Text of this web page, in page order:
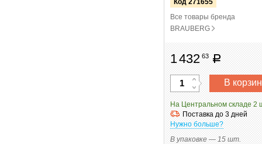
Все товары бренда
BRAUBERG
1432 63 руб
В
На Центральном складе 2
Поставка до 3 дней
Нужно больше?
В упаковке — 15 шт.